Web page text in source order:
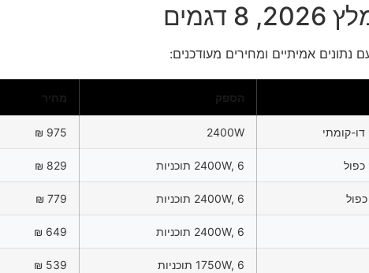
הספק מחיר
2400W
975 ₪
2400W, 6 תוכניות 829 ₪
2400W, 6 תוכניות 779 ₪
2400W, 6 תוכניות 649 ₪
1750W, 6 תוכניות 539 ₪